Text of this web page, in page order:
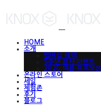
HOME
소개
맵버십 혜택
5주년 감사 이벤트
2026 여름 프로모션
온라인 스토어
세일
체험존
후기
블로그